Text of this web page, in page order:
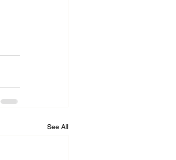
See All